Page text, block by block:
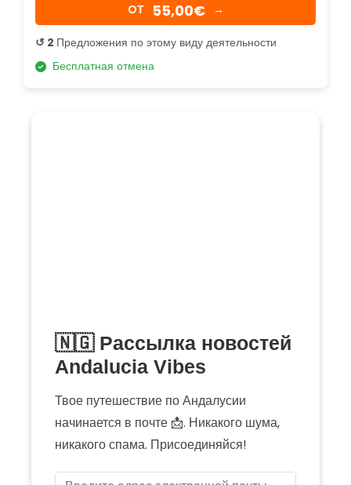
OТ 55,00€ →
↺ 2 Предложения по этому виду деятельности
Бесплатная отмена
🇳🇬 Рассылка новостей
Andalucia Vibes
Твое путешествие по Андалусии
начинается в почте 📩. Никакого шума,
никакого спама. Присоединяйся!